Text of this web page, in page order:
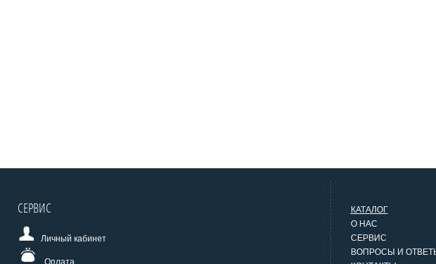
СЕРВИС
Личный кабинет
Оплата
КАТАЛОГ
О НАС
СЕРВИС
ВОПРОСЫ И